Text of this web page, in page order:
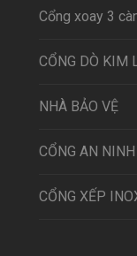
Cổng xoay 3
CỔNG DÒ KIM
NHÀ BẢO VỆ
CỔNG AN
CỔNG XẾP